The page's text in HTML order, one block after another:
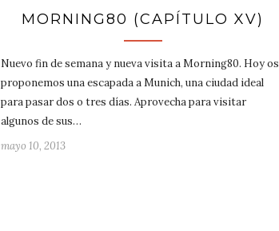
MORNING80 (CAPÍTULO XV)
Nuevo fin de semana y nueva visita a Morning80. Hoy os
proponemos una escapada a Munich, una ciudad ideal
para pasar dos o tres días. Aprovecha para visitar
algunos de sus…
mayo 10, 2013